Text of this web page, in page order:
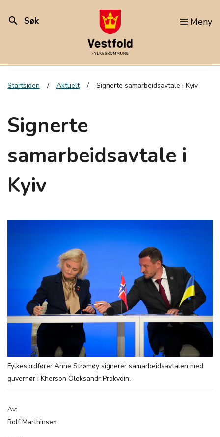
search Søk Meny
Startsiden Aktuelt Signerte samarbeidsavtale i Kyiv
Signerte
samarbeidsavtale i
Kyiv
Fylkesordfører Anne Strømøy signerer samarbeidsavtalen med
guvernør i Kherson Oleksandr Prokvdin.
Av:
Rolf Marthinsen